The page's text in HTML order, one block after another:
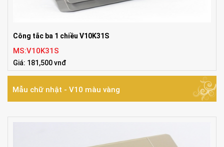
Công tắc ba 1 chiều V10K31S
MS:V10K31S
Giá: 181,500 vnđ
Mẫu chữ nhật - V10 màu vàng